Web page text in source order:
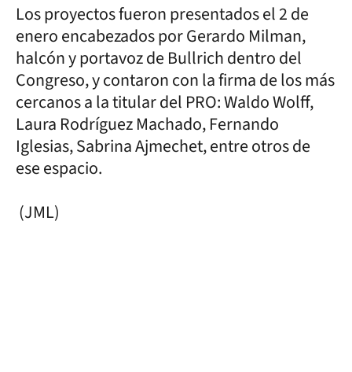
Los proyectos fueron presentados el 2 de
enero encabezados por Gerardo Milman,
halcón y portavoz de Bullrich dentro del
Congreso, y contaron con la firma de los más
cercanos a la titular del PRO: Waldo Wolff,
Laura Rodríguez Machado, Fernando
Iglesias, Sabrina Ajmechet, entre otros de
ese espacio.
(JML)